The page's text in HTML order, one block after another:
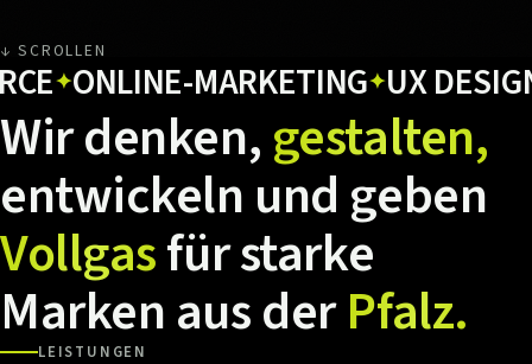
↓ SCROLLEN
ONLINE-MARKETING✦ UX DESIGN✦
Wirdenken,gestalten,
entwickeln und geben
Vollgasfürstarke
MarkenausderPfalz.
LEISTUNGEN